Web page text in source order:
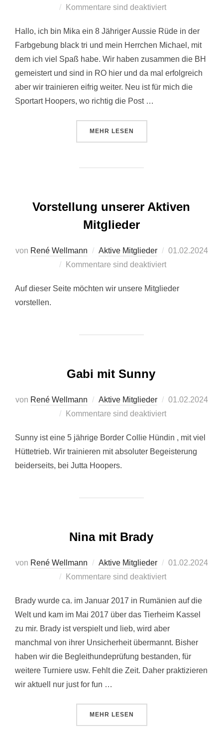
Kommentare sind deaktiviert
Hallo, ich bin Mika ein 8 Jähriger Aussie Rüde in der
Farbgebung black tri und mein Herrchen Michael, mit
dem ich viel Spaß habe. Wir haben zusammen die BH
gemeistert und sind in RO hier und da mal erfolgreich
aber wir trainieren eifrig weiter. Neu ist für mich die
Sportart Hoopers, wo richtig die Post …
MEHR ÜBER “MICHAEL MIT MIKA”
LESEN
Vorstellung unserer Aktiven
Mitglieder
von René Wellmann Aktive Mitglieder
Veröffentlicht
01.02.2024
Kommentare sind deaktiviert
Auf dieser Seite möchten wir unsere Mitglieder
vorstellen.
Gabi mit Sunny
von René Wellmann Aktive Mitglieder
Veröffentlicht
01.02.2024
Kommentare sind deaktiviert
Sunny ist eine 5 jährige Border Collie Hündin , mit viel
Hüttetrieb. Wir trainieren mit absoluter Begeisterung
beiderseits, bei Jutta Hoopers.
Nina mit Brady
von René Wellmann Aktive Mitglieder
Veröffentlicht
01.02.2024
Kommentare sind deaktiviert
Brady wurde ca. im Januar 2017 in Rumänien auf die
Welt und kam im Mai 2017 über das Tierheim Kassel
zu mir. Brady ist verspielt und lieb, wird aber
manchmal von ihrer Unsicherheit übermannt. Bisher
haben wir die Begleithundeprüfung bestanden, für
weitere Turniere usw. Fehlt die Zeit. Daher praktizieren
wir aktuell nur just for fun …
MEHR ÜBER “NINA MIT BRADY”
LESEN